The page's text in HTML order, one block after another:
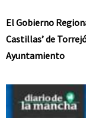
El Gobierno
Castillas’ de
Ayuntamiento